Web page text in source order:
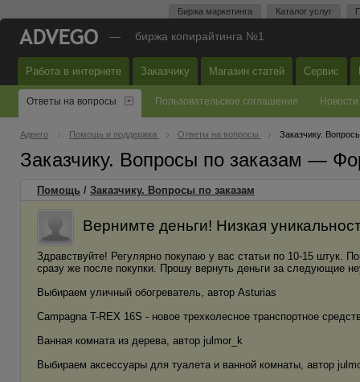
Биржа маркетинга Каталог услуг
— биржа копирайтинга №1
Работа в интернете Заказчику Магазин статей Сервис
Ответы на вопросы Пользовательское соглашение Новости
Адвего Помощь и поддержка Ответы на вопросы Заказчику.
Заказчику. Вопросы по заказам —
Помощь / Заказчику. Вопросы по заказам
Вернимте деньги! Низкая
Здравствуйте! Регулярно покупаю у вас статьи по 10-15 штук.
сразу же после покупки. Прошу вернуть деньги за следующие
Выбираем уличный обогреватель, автор Asturias
Campagna T-REX 16S - новое трехколесное транспортное
Ванная комната из дерева, автор julmor_k
Выбираем аксессуары для туалета и ванной комнаты, автор